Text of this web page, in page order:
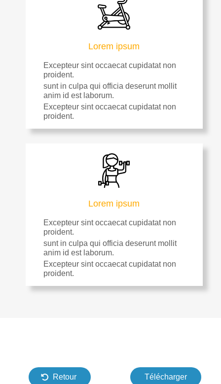
Lorem ipsum
Excepteur sint occaecat cupidatat non
proident.
sunt in culpa qui officia deserunt mollit
anim id est laborum.
Excepteur sint occaecat cupidatat non
proident.
Lorem ipsum
Excepteur sint occaecat cupidatat non
proident.
sunt in culpa qui officia deserunt mollit
anim id est laborum.
Excepteur sint occaecat cupidatat non
proident.
Retour Télécharger